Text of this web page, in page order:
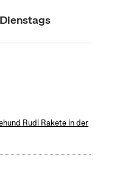
Rudi Rakete in der